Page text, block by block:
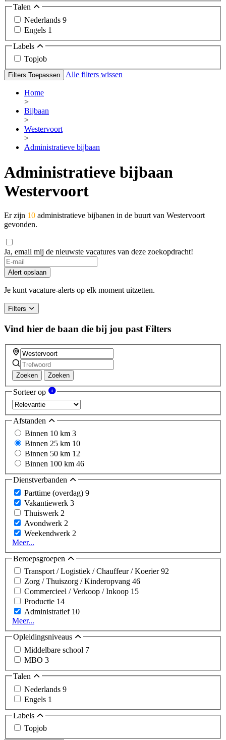
Talen
Nederlands 9
Engels 1
Labels
Topjob
Filters Toepassen Alle filters wissen
Home
>
Bijbaan
>
Westervoort
>
Administratieve bijbaan
Administratieve bijbaan
Westervoort
Er zijn 10 administratieve bijbanen in de buurt van Westervoort
gevonden.
Ja, email mij de nieuwste vacatures van deze zoekopdracht!
If
you
are
a
ignore
this
field
Alert opslaan
Je kunt vacature-alerts op elk moment uitzetten.
Filters
Vind hier de baan die bij jou past Filters
Zoeken Zoeken
Sorteer op
Afstanden
Binnen 10 km 3
Binnen 25 km 10
Binnen 50 km 12
Binnen 100 km 46
Dienstverbanden
Parttime (overdag) 9
Vakantiewerk 3
Thuiswerk 2
Avondwerk 2
Weekendwerk 2
Meer...
Beroepsgroepen
Transport / Logistiek / Chauffeur / Koerier92
Zorg / Thuiszorg / Kinderopvang 46
Commercieel / Verkoop / Inkoop 15
Productie 14
Administratief 10
Meer...
Opleidingsniveaus
Middelbare school 7
MBO 3
Talen
Nederlands 9
Engels 1
Labels
Topjob